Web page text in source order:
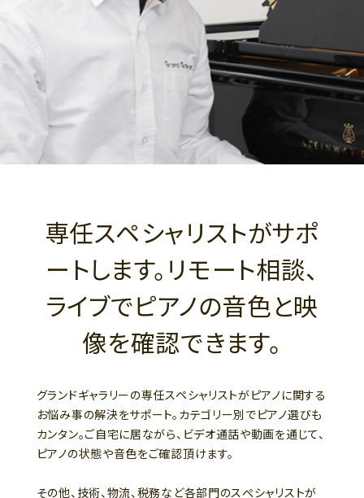
専任スペシャリストがサポ
ートします。リモート相談、
ライブでピアノの音色と映
像を確認できます。
グランドギャラリーの専任スペシャリストがピアノに関する
お悩み事の解決をサポート。カテゴリー別でピアノ選びも
カンタン。ご自宅に居ながら、ビデオ通話や動画を通じて、
ピアノの状態や音色をご確認頂けます。
その他、技術、物流、税務など各部門のスぺシャリストが